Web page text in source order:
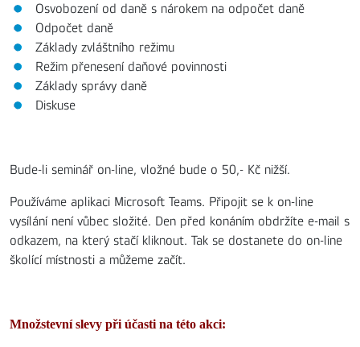
Osvobození od daně s nárokem na odpočet daně
Odpočet daně
Základy zvláštního režimu
Režim přenesení daňové povinnosti
Základy správy daně
Diskuse
Bude-li seminář on-line, vložné bude o 50,- Kč nižší.
Používáme aplikaci Microsoft Teams. Připojit se k on-line
vysílání není vůbec složité. Den před konáním obdržíte e-mail s
odkazem, na který stačí kliknout. Tak se dostanete do on-line
školící místnosti a můžeme začít.
Množstevní slevy při účasti na této akci: